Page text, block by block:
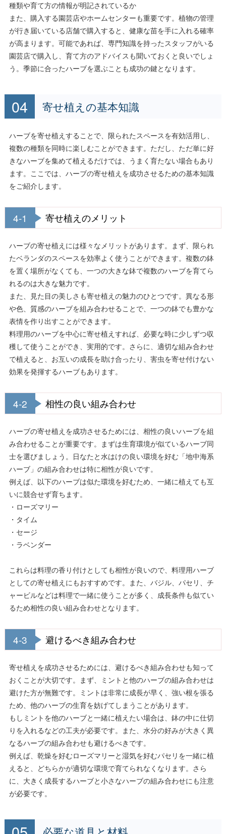
種類や育て方の情報が明記されているか
また、購入する園芸店やホームセンターも重要です。植物の管理
が行き届いている店舗で購入すると、健康な苗を手に入れる確率
が高まります。可能であれば、専門知識を持ったスタッフがいる
園芸店で購入し、育て方のアドバイスも聞いておくと良いでしょ
う。季節に合ったハーブを選ぶことも成功の鍵となります。
寄せ植えの基本知識
ハーブを寄せ植えすることで、限られたスペースを有効活用し、
複数の種類を同時に楽しむことができます。ただし、ただ単に好
きなハーブを集めて植えるだけでは、うまく育たない場合もあり
ます。ここでは、ハーブの寄せ植えを成功させるための基本知識
をご紹介します。
4-1 寄せ植えのメリット
ハーブの寄せ植えには様々なメリットがあります。まず、限られ
たベランダのスペースを効率よく使うことができます。複数の鉢
を置く場所がなくても、一つの大きな鉢で複数のハーブを育てら
れるのは大きな魅力です。
また、見た目の美しさも寄せ植えの魅力のひとつです。異なる形
や色、質感のハーブを組み合わせることで、一つの鉢でも豊かな
表情を作り出すことができます。
料理用のハーブを中心に寄せ植えすれば、必要な時に少しずつ収
穫して使うことができ、実用的です。さらに、適切な組み合わせ
で植えると、お互いの成長を助け合ったり、害虫を寄せ付けない
効果を発揮するハーブもあります。
4-2 相性の良い組み合わせ
ハーブの寄せ植えを成功させるためには、相性の良いハーブを組
み合わせることが重要です。まずは生育環境が似ているハーブ同
士を選びましょう。日なたと水はけの良い環境を好む「地中海系
ハーブ」の組み合わせは特に相性が良いです。
例えば、以下のハーブは似た環境を好むため、一緒に植えても互
いに競合せず育ちます。
・ローズマリー
・タイム
・セージ
・ラベンダー
これらは料理の香り付けとしても相性が良いので、料理用ハーブ
としての寄せ植えにもおすすめです。また、バジル、パセリ、チ
ャービルなどは料理で一緒に使うことが多く、成長条件も似てい
るため相性の良い組み合わせとなります。
4-3 避けるべき組み合わせ
寄せ植えを成功させるためには、避けるべき組み合わせも知って
おくことが大切です。まず、ミントと他のハーブの組み合わせは
避けた方が無難です。ミントは非常に成長が早く、強い根を張る
ため、他のハーブの生育を妨げてしまうことがあります。
もしミントを他のハーブと一緒に植えたい場合は、鉢の中に仕切
りを入れるなどの工夫が必要です。また、水分の好みが大きく異
なるハーブの組み合わせも避けるべきです。
例えば、乾燥を好むローズマリーと湿気を好むパセリを一緒に植
えると、どちらかが適切な環境で育てられなくなります。さら
に、大きく成長するハーブと小さなハーブの組み合わせにも注意
が必要です。